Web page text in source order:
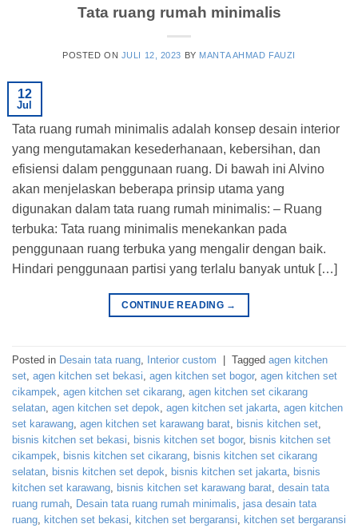
Tata ruang rumah minimalis
POSTED ON JULI 12, 2023 BY MANTA AHMAD FAUZI
12
Jul
Tata ruang rumah minimalis adalah konsep desain interior
yang mengutamakan kesederhanaan, kebersihan, dan
efisiensi dalam penggunaan ruang. Di bawah ini Alvino
akan menjelaskan beberapa prinsip utama yang
digunakan dalam tata ruang rumah minimalis: – Ruang
terbuka: Tata ruang minimalis menekankan pada
penggunaan ruang terbuka yang mengalir dengan baik.
Hindari penggunaan partisi yang terlalu banyak untuk […]
CONTINUE READING →
Posted in Desain tata ruang Interior custom | Tagged agen kitchen
set agen kitchen set bekasi agen kitchen set bogor, agen kitchen set
cikampek agen kitchen set cikarang agen kitchen set cikarang
selatan agen kitchen set depok agen kitchen set jakarta agen kitchen
set karawang agen kitchen set karawang barat bisnis kitchen set
bisnis kitchen set bekasi
bisnis kitchen set bogor, bisnis kitchen set
cikampek
bisnis kitchen set cikarang bisnis kitchen set cikarang
selatan bisnis kitchen set depok bisnis kitchen set jakarta bisnis
kitchen set karawang bisnis kitchen set karawang barat desain tata
ruang rumah Desain tata ruang rumah minimalis
jasa desain tata
ruang kitchen set bekasi kitchen set bergaransi
kitchen set bergaransi